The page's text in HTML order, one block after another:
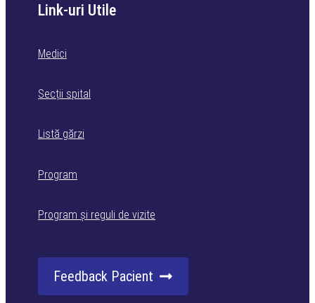
Link-uri Utile
Medici
Secții spital
Listă gărzi
Program
Program și reguli de vizite
Feedback Pacient